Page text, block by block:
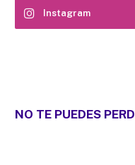
Instagram
NO TE PUEDES